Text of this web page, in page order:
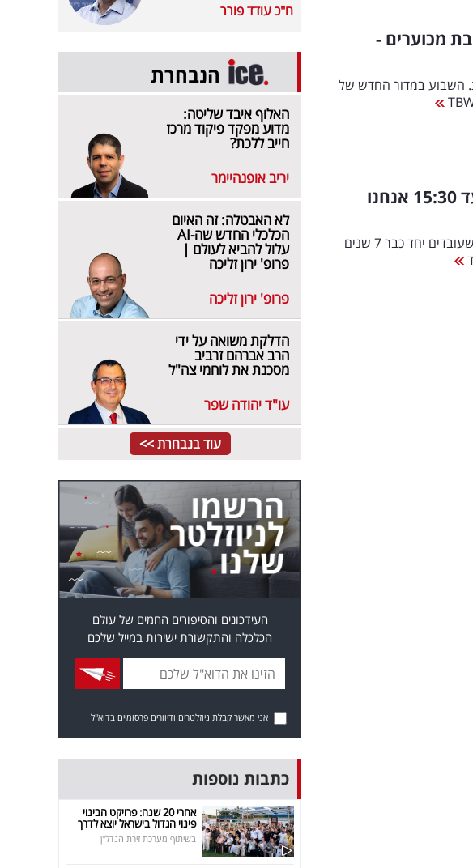
מכוערים -
וסוגת. השבוע במדור החדש של
סטטוס:בזוגיות// "אין הפסקת אוכל ועישון, עד 15:30 אנחנו
השבוע במדור צוותים ותיקים באייס, תמר דביר ורן אלון מגיתם שעובדים יחד כבר 7 שנים
ח"כ עודד פורר
הנבחרת
האלוף איבד שליטה:
מדוע מפקד פיקוד מרכז
חייב ללכת?
יריב אופנהיימר
לא האבטלה: זה האיום
הכלכלי החדש שה-AI
עלול להביא לעולם |
פרופ' ירון זליכה
פרופ' ירון זליכה
הדלקת משואה על ידי
הרב אברהם זרביב
מסכנת את לוחמי צה"ל
עו"ד יהודה שפר
עוד בנבחרת >>
העידכונים והסיפורים החמים של עולם
הכלכלה והתקשורת ישירות במייל שלכם
אני מאשר קבלת ניוזלטרים ודיוורים פרסומיים בדוא"ל
כתבות נוספות
אחרי 20 שנה: פרויקט הבינוי
פינוי הגדול בישראל יוצא לדרך
בשיתוף מערכת זירת הנדל"ן